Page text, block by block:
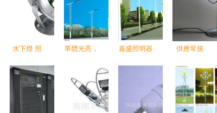
水下燈 照
的照明器具
單體光亮，
街道——解
析揚州市騰
飛鋼桿照明
嘉盛照明器
理的品質之
選與風力發
供應常規
選擇可靠廠
家貨源的關
鍵要素與優